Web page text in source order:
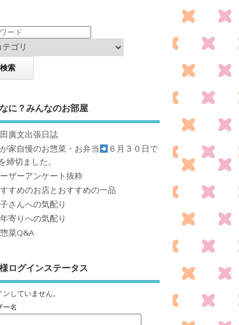
に？みんなのお部屋
廣文出張日誌
家自慢のお惣菜・お弁当
６月３０日で
締切ました。
ザーアンケート抜粋
すめのお店とおすすめの一品
さんへの気配り
寄りへの気配り
菜Q&A
ログインステータス
ンしていません。
ー名